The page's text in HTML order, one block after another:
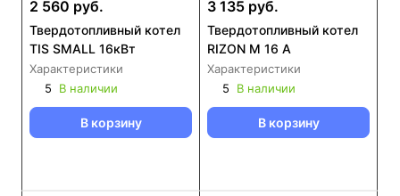
2 560 руб.
Твердотопливный котел
TIS SMALL 16кВт
Характеристики
5
В наличии
В корзину
3 135 руб.
Твердотопливный котел
RIZON М 16 A
Характеристики
5
В наличии
В корзину